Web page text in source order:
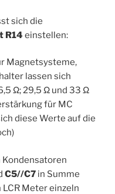
sich die
R14 einstellen:
Magnetsysteme,
lassen sich
Ω; 29,5 Ω und 33 Ω
für MC
diese Werte auf die
C5//C7 in Summe
Meter einzeln